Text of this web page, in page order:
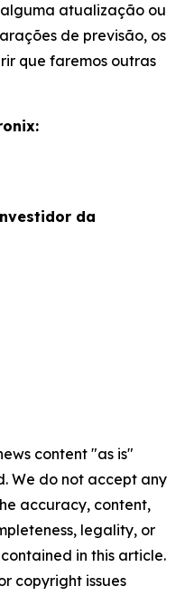
alguma atualização ou
de previsão, os
que faremos outras
da
content "as is"
We do not accept any
accuracy, content,
legality, or
in this article.
copyright issues